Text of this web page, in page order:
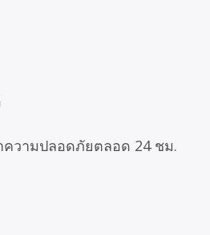
ความปลอดภัยตลอด 24 ชม.